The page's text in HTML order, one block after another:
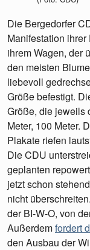
Die Bergedorfer
Manifestation
ihrem Wagen, der
den meisten
liebevoll
Größe befestigt.
Größe, die jeweils
Meter, 100 Meter.
Plakate riefen
Die CDU
geplanten
jetzt schon
nicht
der BI-W-O, von
Außerdemfordert
den Ausbau der